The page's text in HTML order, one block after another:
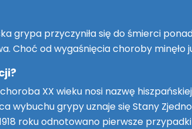
grypa przyczyniła się do śmierci
Choć od wygaśnięcia choroby
XX wieku nosi nazwę
wybuchu grypy uznaje się Stany
roku odnotowano pierwsze